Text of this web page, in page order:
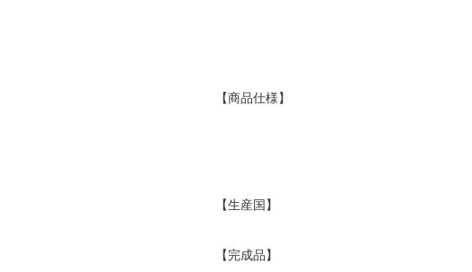
【商品仕様】
【生産国】
【完成品】